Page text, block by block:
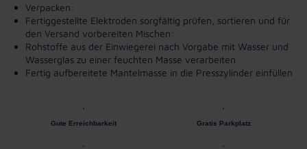
Verpacken:
Fertiggestellte Elektroden sorgfältig prüfen, sortieren und für
den Versand vorbereiten Mischen:
Rohstoffe aus der Einwiegerei nach Vorgabe mit Wasser und
Wasserglas zu einer feuchten Masse verarbeiten
Fertig aufbereitete Mantelmasse in die Presszylinder einfüllen
Gute Erreichbarkeit Gratis Parkplatz